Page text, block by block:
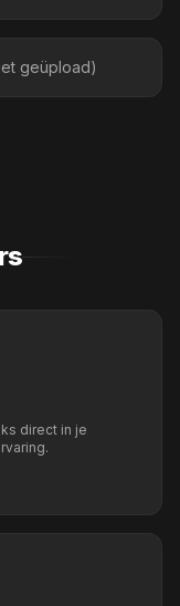
geüpload)
direct in je